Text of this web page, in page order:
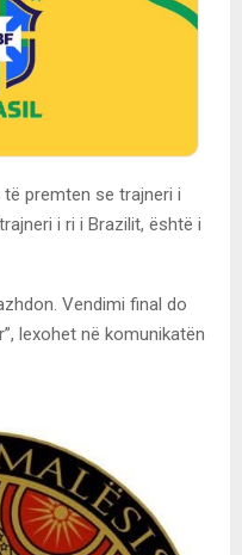
të premten se trajneri i
i ri i Brazilit, është i
Vendimi final do
lexohet në komunikatën